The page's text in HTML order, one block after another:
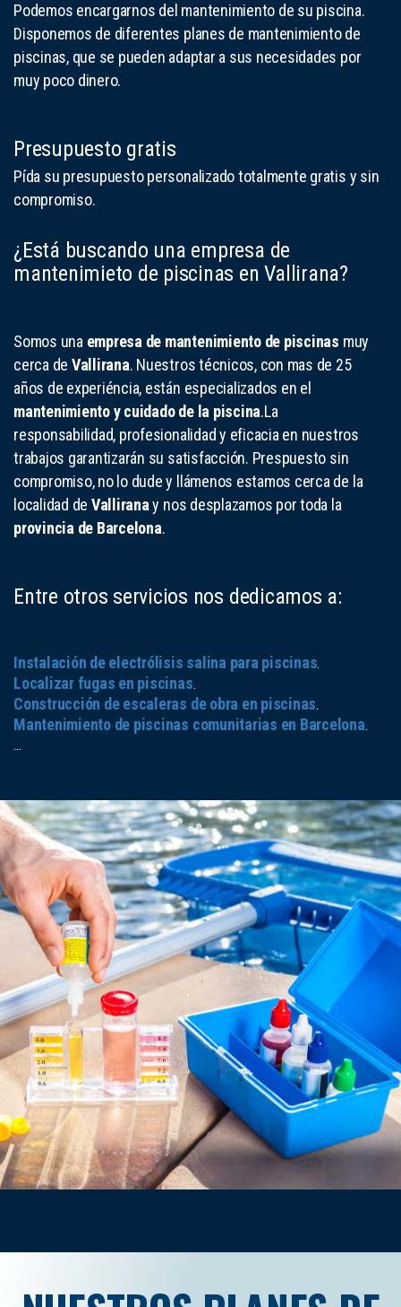
Podemos encargarnos del mantenimiento de su piscina.
Disponemos de diferentes planes de mantenimiento de
piscinas, que se pueden adaptar a sus necesidades por
muy poco dinero.
Presupuesto gratis
Pída su presupuesto personalizado totalmente gratis y sin
compromiso.
¿Está buscando una empresa de
mantenimieto de piscinas en Vallirana?
Somos una empresa de mantenimiento de piscinas muy
cerca de Vallirana. Nuestros técnicos, con mas de 25
años de experiéncia, están especializados en el
mantenimiento y cuidado de la piscina.La
responsabilidad, profesionalidad y eficacia en nuestros
trabajos garantizarán su satisfacción. Prespuesto sin
compromiso, no lo dude y llámenos estamos cerca de la
localidad de Valliranay nos desplazamos por toda la
provincia de Barcelona.
Entre otros servicios nos dedicamos a:
Instalación de electrólisis salina para piscinas.
Localizar fugas en piscinas.
Construcción de escaleras de obra en piscinas.
Mantenimiento de piscinas comunitarias en Barcelona.
...